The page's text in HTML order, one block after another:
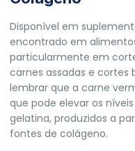
Disponível em
encontrado em
particularmente em
carnes assadas e cortes
lembrar que a carne
que pode elevar os
gelatina, produzidos a
fontes de colágeno.